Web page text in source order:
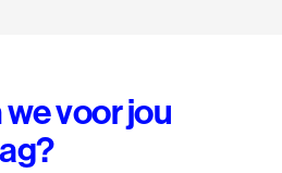
voor jou